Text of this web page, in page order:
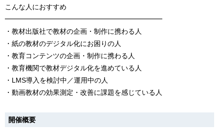
こんな人におすすめ
━━━━━━━━━━━━━━━━━━━━━━━
・教材出版社で教材の企画・制作に携わる人
・紙の教材のデジタル化にお困りの人
・教育コンテンツの企画・制作に携わる人
・教育機関で教材デジタル化を進めている人
・LMS導入を検討中／運用中の人
・動画教材の効果測定・改善に課題を感じている人
開催概要